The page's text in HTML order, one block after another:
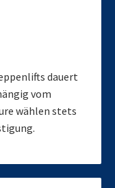
dauert
vom
wählen stets